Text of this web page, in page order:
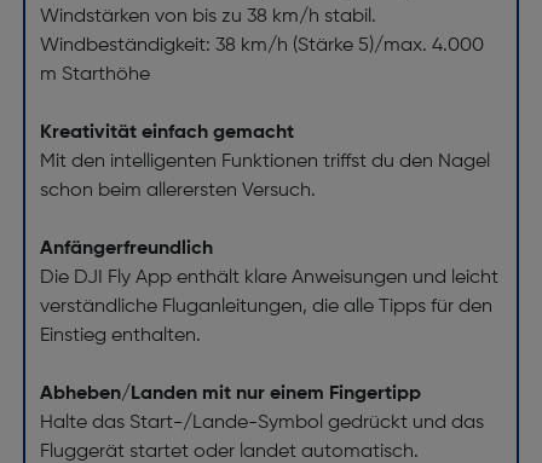
Windstärken von bis zu 38 km/h stabil.
Windbeständigkeit: 38 km/h (Stärke 5)/max. 4.000
m Starthöhe
Kreativität einfach gemacht
Mit den intelligenten Funktionen triffst du den Nagel
schon beim allerersten Versuch.
Anfängerfreundlich
Die DJI Fly App enthält klare Anweisungen und leicht
verständliche Fluganleitungen, die alle Tipps für den
Einstieg enthalten.
Abheben/Landen mit nur einem Fingertipp
Halte das Start-/Lande-Symbol gedrückt und das
Fluggerät startet oder landet automatisch.